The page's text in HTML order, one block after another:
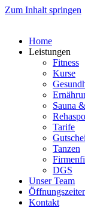
Zum Inhalt springen
Home
Leistungen
Fitness
Kurse
Sauna
Tarife
Tanzen
DGS
Unser Team
Kontakt